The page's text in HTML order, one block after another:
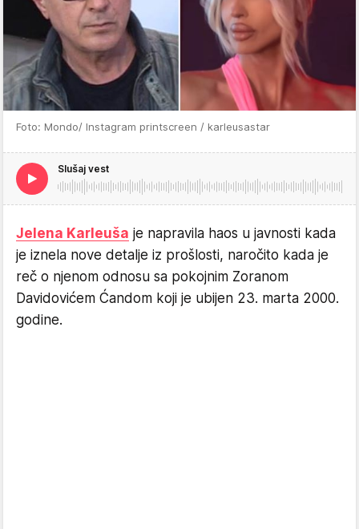
Foto: Mondo/ Instagram printscreen / karleusastar
Slušaj vest
Jelena Karleuša je napravila haos u javnosti kada
je iznela nove detalje iz prošlosti, naročito kada je
reč o njenom odnosu sa pokojnim Zoranom
Davidovićem Ćandom koji je ubijen 23. marta 2000.
godine.